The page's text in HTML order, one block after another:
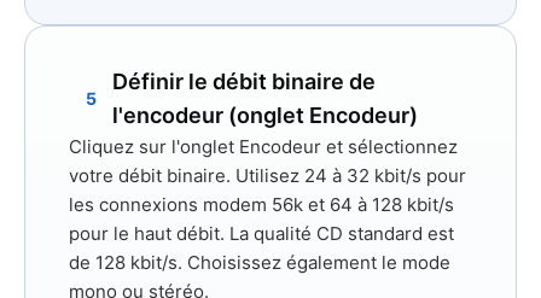
5
Définir le débit binaire de
l'encodeur (onglet Encodeur)
Cliquez sur l'onglet Encodeur et sélectionnez
votre débit binaire. Utilisez 24 à 32 kbit/s pour
les connexions modem 56k et 64 à 128 kbit/s
pour le haut débit. La qualité CD standard est
de 128 kbit/s. Choisissez également le mode
mono ou stéréo.